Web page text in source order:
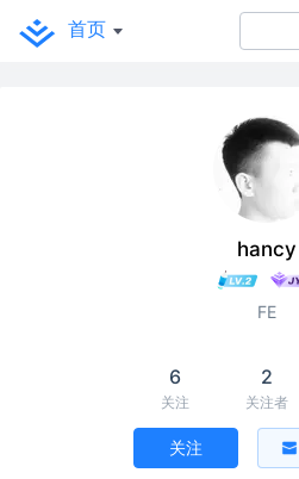
首页
hancy
FE
6
关注
2
关注者
关注